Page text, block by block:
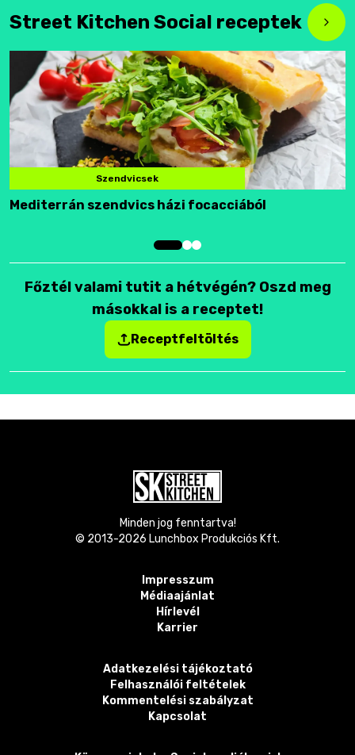
Street Kitchen Social receptek
Szendvicsek
Mediterrán szendvics házi focacciából
Főztél valami tutit a hétvégén? Oszd meg
másokkal is a receptet!
Receptfeltöltés
Minden jog fenntartva!
© 2013-2026 Lunchbox Produkciós Kft.
Impresszum
Médiaajánlat
Hírlevél
Karrier
Adatkezelési tájékoztató
Felhasználói feltételek
Kommentelési szabályzat
Kapcsolat